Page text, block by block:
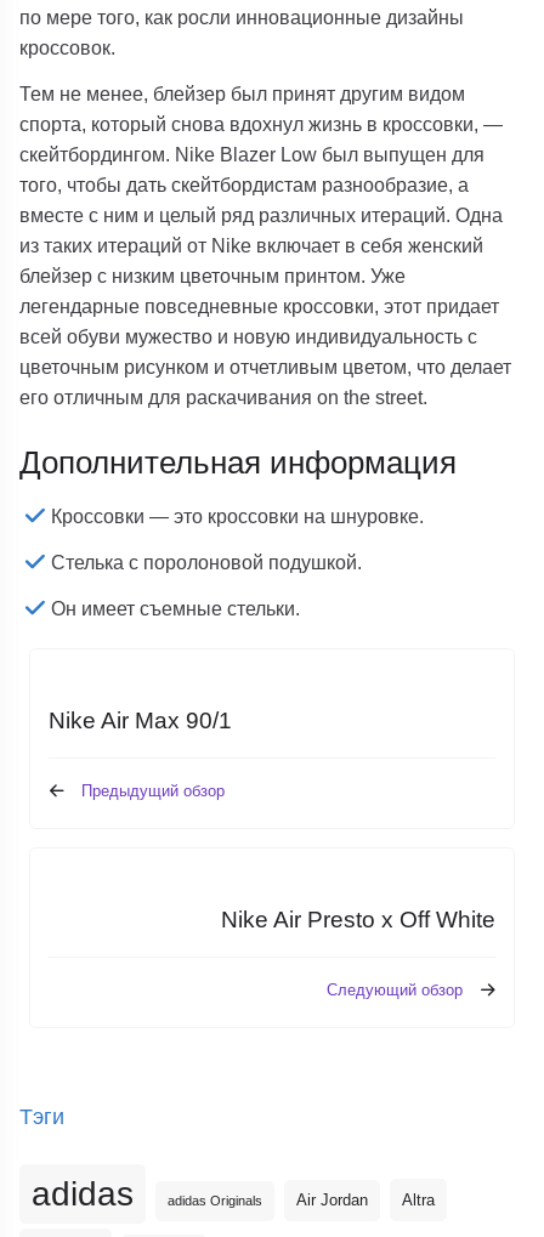
по мере того, как росли инновационные дизайны
кроссовок.
Тем не менее, блейзер был принят другим видом
спорта, который снова вдохнул жизнь в кроссовки, —
скейтбордингом. Nike Blazer Low был выпущен для
того, чтобы дать скейтбордистам разнообразие, а
вместе с ним и целый ряд различных итераций. Одна
из таких итераций от Nike включает в себя женский
блейзер с низким цветочным принтом. Уже
легендарные повседневные кроссовки, этот придает
всей обуви мужество и новую индивидуальность с
цветочным рисунком и отчетливым цветом, что делает
его отличным для раскачивания on the street.
Дополнительная информация
Кроссовки — это кроссовки на шнуровке.
Стелька с поролоновой подушкой.
Он имеет съемные стельки.
Nike Air Max 90/1
Предыдущий обзор
Nike Air Presto x Off White
Следующий обзор
Тэги
adidas adidas Originals Air Jordan Altra